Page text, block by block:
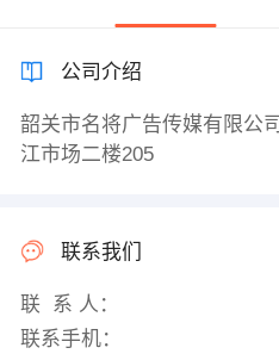
公司介绍
韶关市名将广告传媒有限公
江市场二楼205
联系我们
联 系 人：
联系手机：